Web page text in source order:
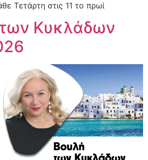
Τετάρτη στις 11 το πρωί
Κυκλάδων